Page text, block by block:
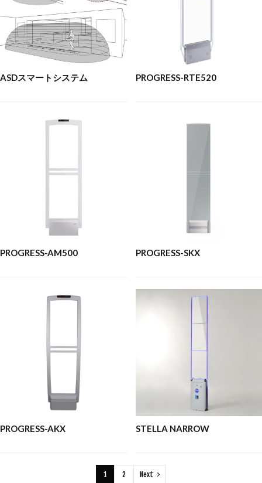
ASDスマートシステム PROGRESS-RTE520
PROGRESS-AM500 PROGRESS-SKX
PROGRESS-AKX STELLA NARROW
1 2 Next